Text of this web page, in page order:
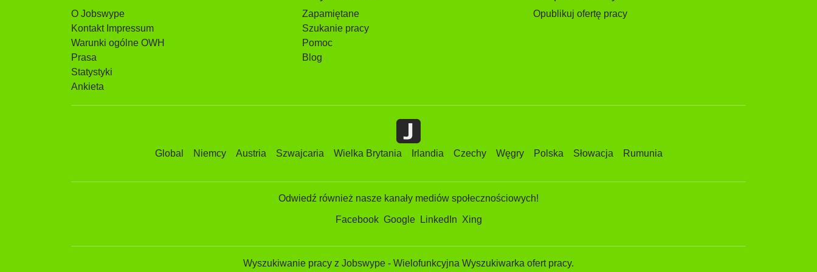
O Jobswype
Kontakt Impressum
Warunki ogólne OWH
Prasa
Statystyki
Ankieta
Zapamiętane
Szukanie pracy
Pomoc
Blog
Opublikuj ofertę pracy
Global Niemcy Austria Szwajcaria Wielka Brytania Irlandia Czechy Węgry Polska Słowacja Rumunia
Odwiedź również nasze kanały mediów społecznościowych!
Facebook Google LinkedIn Xing
Wyszukiwanie pracy z Jobswype - Wielofunkcyjna Wyszukiwarka ofert pracy.